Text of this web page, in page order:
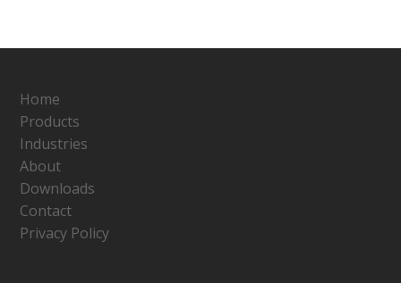
Home
Products
Industries
About
Downloads
Contact
Privacy Policy